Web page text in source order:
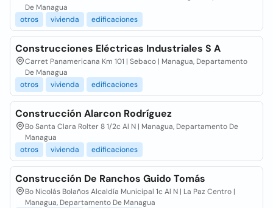
De Managua
otros
vivienda edificaciones
Construcciones Eléctricas Industriales S A
Carret Panamericana Km 101 | Sebaco | Managua, Departamento
De Managua
otros
vivienda edificaciones
Construcción Alarcon Rodríguez
Bo Santa Clara Rolter 8 1/2c Al N | Managua, Departamento De
Managua
otros
vivienda edificaciones
Construcción De Ranchos Guido Tomás
Bo Nicolás Bolaños Alcaldía Municipal 1c Al N | La Paz Centro |
Managua, Departamento De Managua